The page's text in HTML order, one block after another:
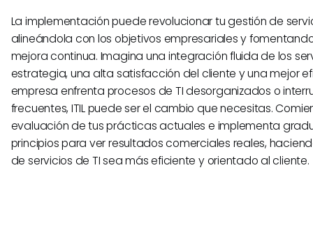
La implementación puede revolucionar tu gestión de
alineándola con los objetivos empresariales y
mejora continua. Imagina una integración fluida de los
estrategia, una alta satisfacción del cliente y una mejor
empresa enfrenta procesos de TI desorganizados o
frecuentes, ITIL puede ser el cambio que necesitas.
evaluación de tus prácticas actuales e implementa
principios para ver resultados comerciales reales,
de servicios de TI sea más eficiente y orientado al cliente.